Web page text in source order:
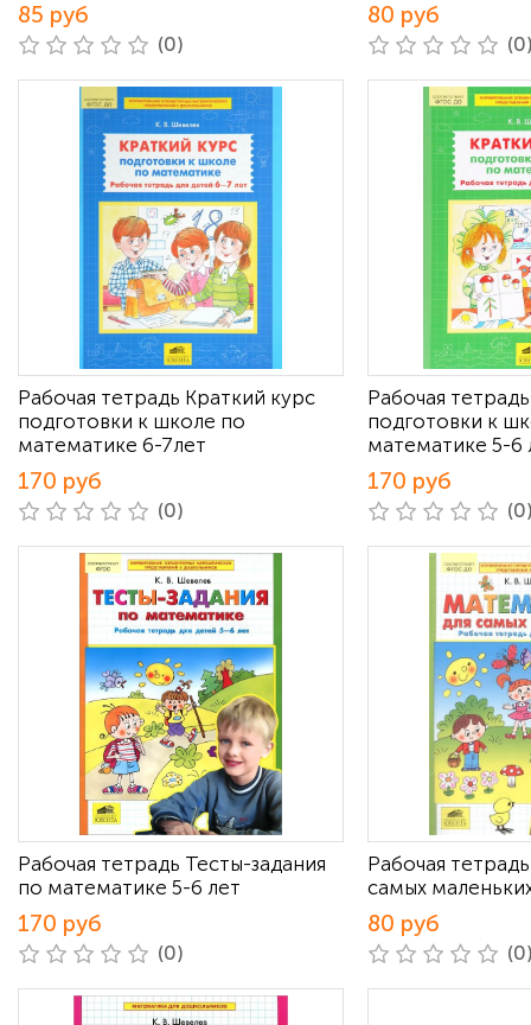
85 руб
(0)
80 руб
Рабочая тетрадь Краткий курс
подготовки к школе по
математике 6-7лет
170 руб
(0)
Рабочая
подготовки к
математике 5-6
170 руб
Рабочая тетрадь Тесты-задания
по математике 5-6 лет
170 руб
(0)
Рабочая
самых
80 руб